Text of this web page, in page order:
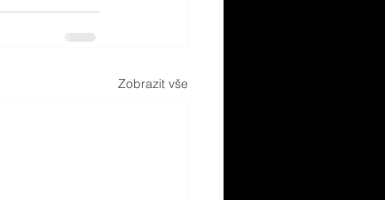
Zobrazit vše